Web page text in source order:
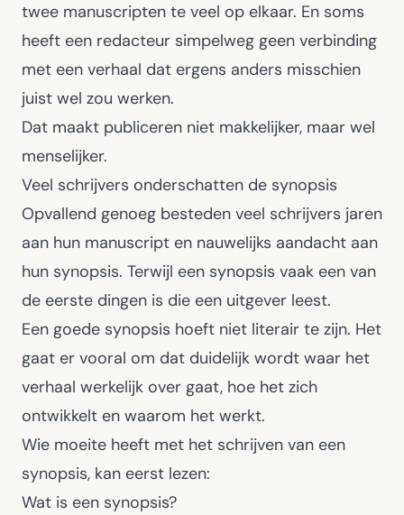
twee manuscripten te veel op elkaar. En soms
heeft een redacteur simpelweg geen verbinding
met een verhaal dat ergens anders misschien
juist wel zou werken.
Dat maakt publiceren niet makkelijker, maar wel
menselijker.
Veel schrijvers onderschatten de synopsis
Opvallend genoeg besteden veel schrijvers jaren
aan hun manuscript en nauwelijks aandacht aan
hun synopsis. Terwijl een synopsis vaak een van
de eerste dingen is die een uitgever leest.
Een goede synopsis hoeft niet literair te zijn. Het
gaat er vooral om dat duidelijk wordt waar het
verhaal werkelijk over gaat, hoe het zich
ontwikkelt en waarom het werkt.
Wie moeite heeft met het schrijven van een
synopsis, kan eerst lezen:
Wat is een synopsis?